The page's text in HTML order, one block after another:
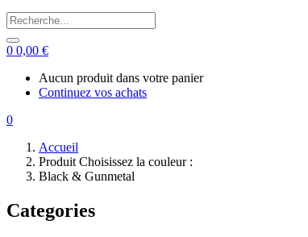
0 0,00 €
Aucun produit dans votre panier
Continuez vos achats
0
Accueil
Produit Choisissez la couleur :
Black & Gunmetal
Categories